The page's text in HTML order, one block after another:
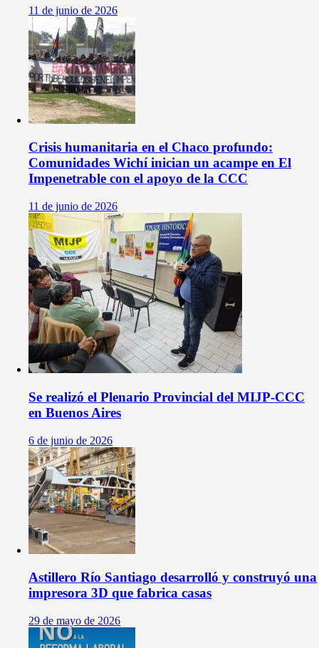
11 de junio de 2026
Crisis humanitaria en el Chaco profundo:
Comunidades Wichí inician un acampe en El
Impenetrable con el apoyo de la CCC
11 de junio de 2026
Se realizó el Plenario Provincial del MIJP-CCC
en Buenos Aires
6 de junio de 2026
Astillero Río Santiago desarrolló y construyó una
impresora 3D que fabrica casas
29 de mayo de 2026